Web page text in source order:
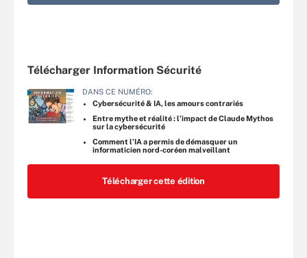
Télécharger Information Sécurité
DANS CE NUMÉRO:
Cybersécurité & IA, les amours contrariés
Entre mythe et réalité : l’impact de Claude Mythos
sur la cybersécurité
Comment l’IA a permis de démasquer un
informaticien nord-coréen malveillant
Télécharger cette édition